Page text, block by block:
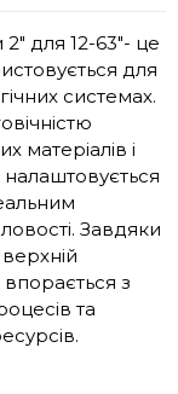
для 12-63"- це
для
системах.
матеріалів і
Завдяки
верхній
з
та